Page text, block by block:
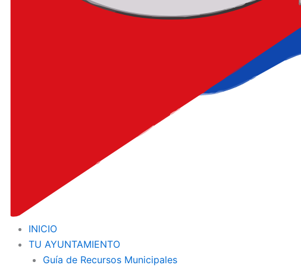
INICIO
TU AYUNTAMIENTO
Guía de Recursos Municipales